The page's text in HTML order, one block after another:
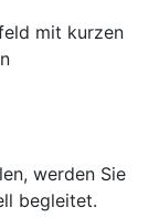
mit kurzen
werden Sie
begleitet.